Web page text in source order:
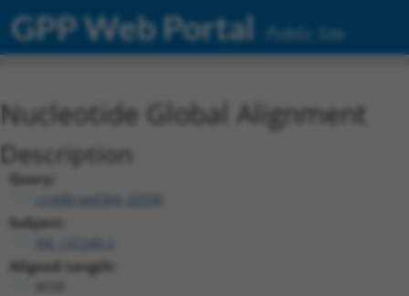
GPP Web Portal Public Site
Nucleotide Global Alignment
Description
Query:
ccsbBroad304_02030
Subject:
Aligned Length: